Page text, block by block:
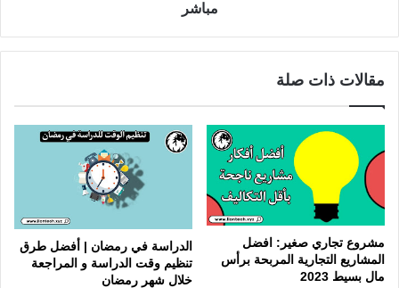
مباشر
مقالات ذات صلة
مشروع تجاري صغير: افضل
المشاريع التجارية المربحة برأس
مال بسيط 2023
الدراسة في رمضان | أفضل طرق
تنظيم وقت الدراسة و المراجعة
خلال شهر رمضان